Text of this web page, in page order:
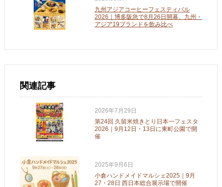
九州アジアコーヒーフェスティバル
2026｜博多阪急で8月26日開幕、九州・
アジア19ブランドを飲み比べ
関連記事
2026年7月29日
第24回 久留米焼きとり日本一フェスタ
2026｜9月12日・13日に東町公園で開
催
2025年9月6日
小倉ハンドメイドマルシェ2025｜9月
27・28日 西日本総合展示場で開催